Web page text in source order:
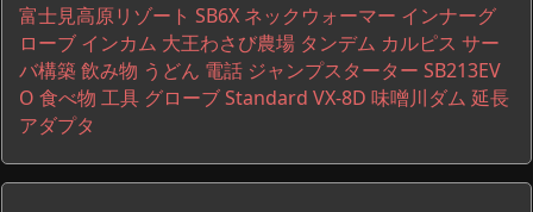
富士見高原リゾート SB6X ネックウォーマー インナーグ
ローブ インカム 大王わさび農場 タンデム カルピス サー
バ構築飲み物 うどん 電話 ジャンプスターター SB213EV
O 食べ物 工具 グローブStandard VX-8D 味噌川ダム 延長
アダプタ